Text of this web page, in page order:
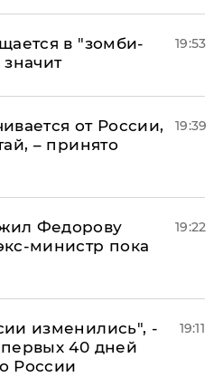
в "зомби-
19:53
от России,
– принято
19:39
Федорову
министр пока
19:22
изменились", -
40 дней
России
19:11